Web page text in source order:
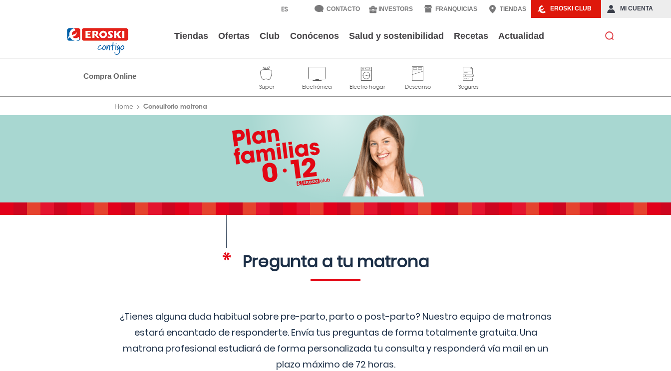
EROSKI CLUB MI CUENTA
CONTACTO INVESTORS FRANQUICIAS TIENDAS
Tiendas Ofertas Club Conócenos Salud y sostenibilidad Recetas Actualidad
Compra Online
Home Consultorio matrona
Pregunta a tu matrona
¿Tienes alguna duda habitual sobre pre-parto, parto o post-parto? Nuestro equipo de matronas
estará encantado de responderte. Envía tus preguntas de forma totalmente gratuita. Una
matrona profesional estudiará de forma personalizada tu consulta y responderá vía mail en un
plazo máximo de 72 horas.